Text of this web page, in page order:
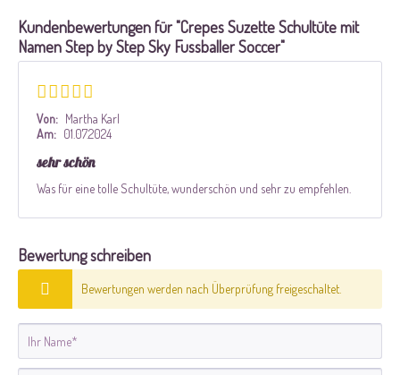
Kundenbewertungen für "Crepes Suzette Schultüte mit
Namen Step by Step Sky Fussballer Soccer"
Von: Martha Karl
Am: 01.07.2024
sehr schön
Was für eine tolle Schultüte, wunderschön und sehr zu empfehlen.
Bewertung schreiben
Bewertungen werden nach Überprüfung freigeschaltet.